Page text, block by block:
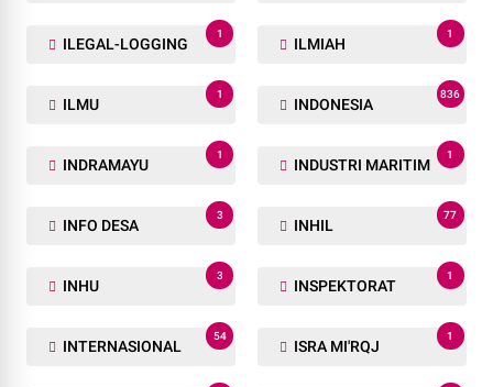
ILEGAL-LOGGING
1
ILMIAH
1
ILMU
1
INDONESIA
836
INDRAMAYU
1
INDUSTRI MARITIM
1
INFO DESA
3
INHIL
77
INHU
3
INSPEKTORAT
1
INTERNASIONAL
54
ISRA MI'RQJ
1